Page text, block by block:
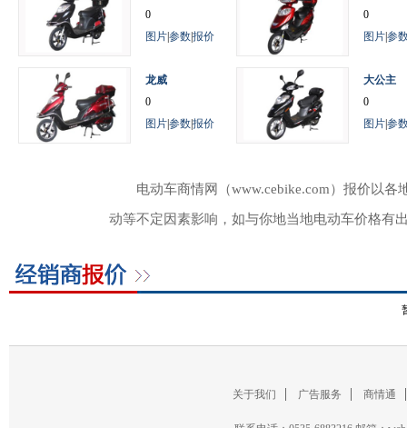
0
图片参数报价
0
图片参
龙威
0
图片参数报价
大公主
0
图片参
电动车商情网（www.cebike.com）报价以
动等不定因素影响，如与你地当地电动车价格有
关于我们 广告服务 商情通